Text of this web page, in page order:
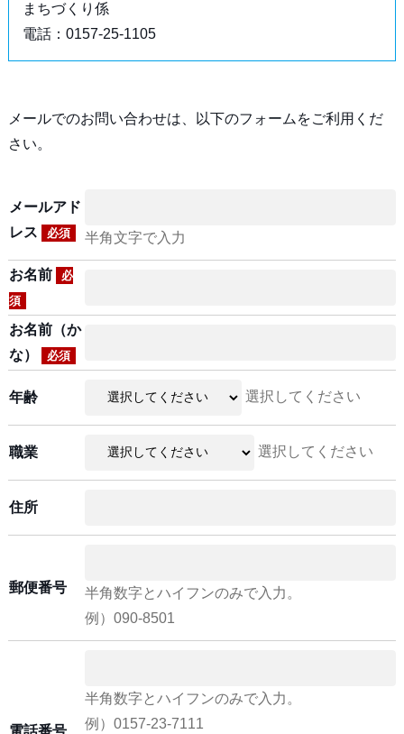
まちづくり係
電話：0157-25-1105
メールでのお問い合わせは、以下のフォームをご利用くだ
さい。
メールアド
レス
必須 半角文字で入力
お名前
必
須
お名前（か
な）
必須
年齢 選択してください
職業 選択してください
住所
郵便番号
半角数字とハイフンのみで入力。
例）090-8501
電話番号
半角数字とハイフンのみで入力。
例）0157-23-7111